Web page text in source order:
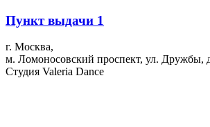
Пункт выдачи 1
г. Москва,
м. Ломоносовский проспект, ул. Дружбы,
Студия Valeria Dance